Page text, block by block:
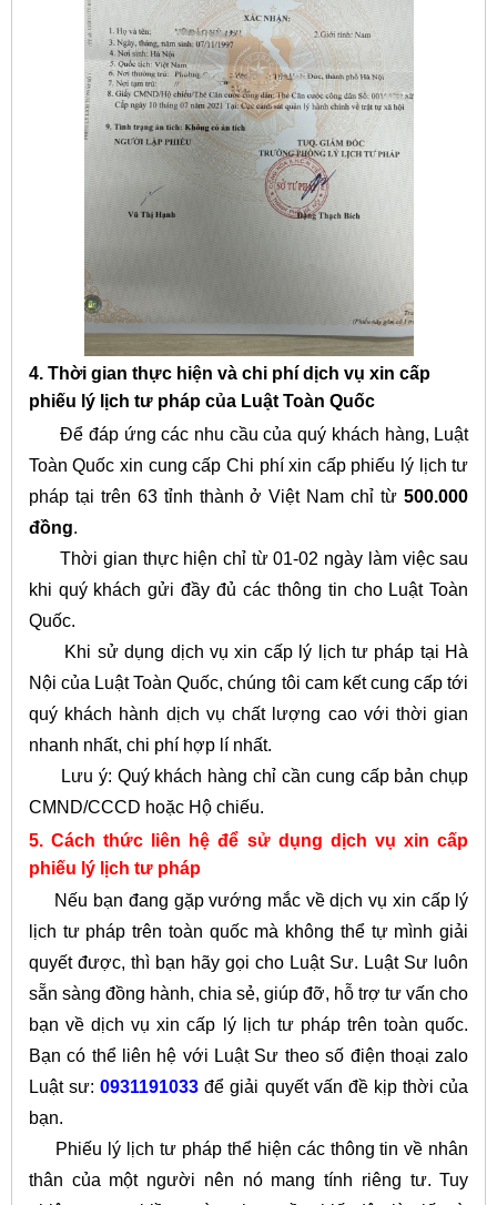
4. Thời gian thực hiện và chi phí dịch vụ xin cấp
phiếu lý lịch tư pháp của Luật Toàn Quốc
Để đáp ứng các nhu cầu của quý khách hàng, Luật
Toàn Quốc xin cung cấp Chi phí xin cấp phiếu lý lịch tư
pháp tại trên 63 tỉnh thành ở Việt Nam chỉ từ500.000
đồng.
Thời gian thực hiện chỉ từ 01-02 ngày làm việc sau
khi quý khách gửi đầy đủ các thông tin cho Luật Toàn
Quốc.
Khi sử dụng dịch vụ xin cấp lý lịch tư pháp tại Hà
Nội của Luật Toàn Quốc, chúng tôi cam kết cung cấp tới
quý khách hành dịch vụ chất lượng cao với thời gian
nhanh nhất, chi phí hợp lí nhất.
Lưu ý: Quý khách hàng chỉ cần cung cấp bản chụp
CMND/CCCD hoặc Hộ chiếu.
5. Cách thức liên hệ để sử dụng dịch vụ xin cấp
phiếu lý lịch tư pháp
Nếu bạn đang gặp vướng mắc về dịch vụ xin cấp lý
lịch tư pháp trên toàn quốc mà không thể tự mình giải
quyết được, thì bạn hãy gọi cho Luật Sư. Luật Sư luôn
sẵn sàng đồng hành, chia sẻ, giúp đỡ, hỗ trợ tư vấn cho
bạn về dịch vụ xin cấp lý lịch tư pháp trên toàn quốc.
Bạn có thể liên hệ với Luật Sư theo số điện thoại zalo
Luật sư: 0931191033 để giải quyết vấn đề kịp thời của
bạn.
Phiếu lý lịch tư pháp thể hiện các thông tin về nhân
thân của một người nên nó mang tính riêng tư. Tuy